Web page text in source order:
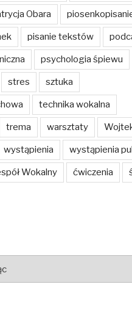
Obara
pisanie tekstów
psychologia śpiewu
stres sztuka
technika wokalna
trema warsztaty
wystąpienia wystąpienia
Wokalny ćwiczenia